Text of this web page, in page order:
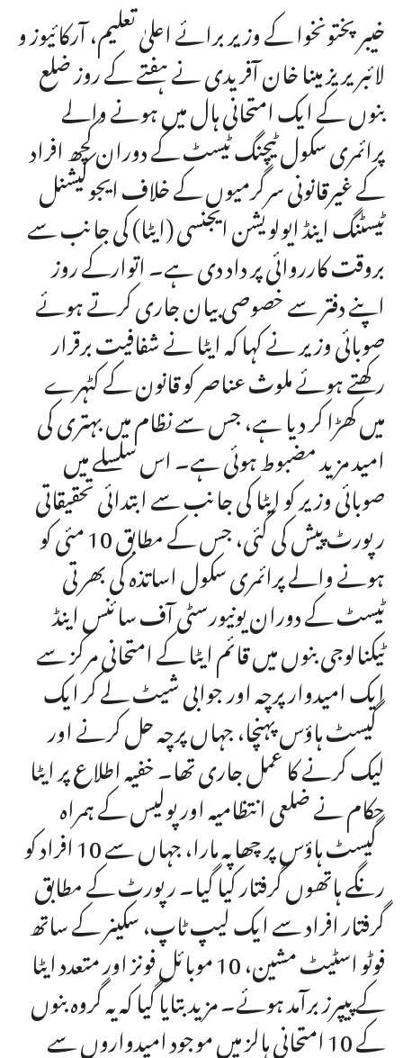
خیبرپختونخوا کے وزیر برائے اعلیٰ تعلیم، آرکائیوز و
لائبریریز مینا خان آفریدی نے ہفتے کے روز ضلع
بنوں کے ایک امتحانی ہال میں ہونے والے
پرائمری سکول ٹیچنگ ٹیسٹ کے دوران کچھ افراد
کے غیرقانونی سرگرمیوں کے خلاف ایجوکیشنل
ٹیسٹنگ اینڈ ایولویشن ایجنسی (ایٹا) کی جانب سے
بروقت کارروائی پر داد دی ہے۔ اتوارکے روز
اپنے دفتر سے خصوصی بیان جاری کرتے ہوئے
صوبائی وزیر نے کہا کہ ایٹا نے شفافیت برقرار
رکھتے ہوئے ملوث عناصر کو قانون کے کٹہرے
میں کھڑا کر دیا ہے، جس سے نظام میں بہتری کی
امید مزید مضبوط ہوئی ہے۔ اس سلسلے میں
صوبائی وزیر کو ایٹا کی جانب سے ابتدائی تحقیقاتی
رپورٹ پیش کی گئی، جس کے مطابق 10 مئی کو
ہونے والے پرائمری سکول اساتذہ کی بھرتی
ٹیسٹ کے دوران یونیورسٹی آف سائنس اینڈ
ٹیکنالوجی بنوں میں قائم ایٹا کے امتحانی مرکز سے
ایک امیدوار پرچہ اور جوابی شیٹ لے کر ایک
گیسٹ ہاؤس پہنچا، جہاں پرچہ حل کرنے اور
لیک کرنے کا عمل جاری تھا۔ خفیہ اطلاع پر ایٹا
حکام نے ضلعی انتظامیہ اور پولیس کے ہمراہ
گیسٹ ہاؤس پر چھاپہ مارا، جہاں سے 10 افراد کو
رنگے ہاتھوں گرفتار کیا گیا۔ رپورٹ کے مطابق
گرفتار افراد سے ایک لیپ ٹاپ، سکینر کے ساتھ
فوٹو اسٹیٹ مشین، 10 موبائل فونز اور متعدد ایٹا
کے پیپرز برآمد ہوئے۔ مزید بتایا گیا کہ یہ گروہ بنوں
کے 10 امتحانی ہالز میں موجود امیدواروں سے